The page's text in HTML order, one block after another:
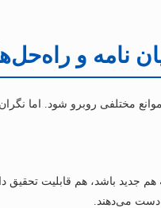
نامه و
مختلفی روبرو شود. اما
باشد، هم قابلیت تحقیق
دست می‌دهند.